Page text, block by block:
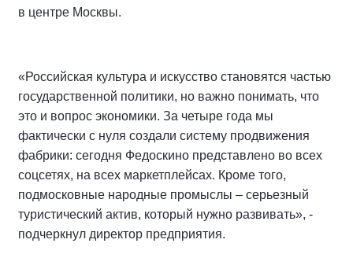
в центре Москвы.
«Российская культура и искусство становятся частью
государственной политики, но важно понимать, что
это и вопрос экономики. За четыре года мы
фактически с нуля создали систему продвижения
фабрики: сегодня Федоскино представлено во всех
соцсетях, на всех маркетплейсах. Кроме того,
подмосковные народные промыслы – серьезный
туристический актив, который нужно развивать», -
подчеркнул директор предприятия.